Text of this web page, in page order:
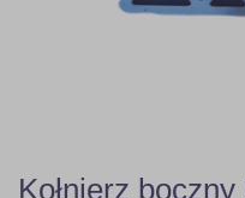
Kołnierz